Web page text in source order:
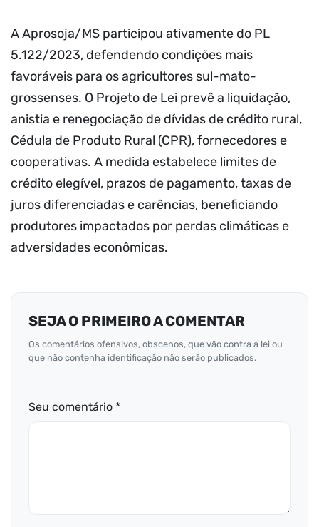
A Aprosoja/MS participou ativamente do PL
5.122/2023, defendendo condições mais
favoráveis para os agricultores sul-mato-
grossenses. O Projeto de Lei prevê a liquidação,
anistia e renegociação de dívidas de crédito rural,
Cédula de Produto Rural (CPR), fornecedores e
cooperativas. A medida estabelece limites de
crédito elegível, prazos de pagamento, taxas de
juros diferenciadas e carências, beneficiando
produtores impactados por perdas climáticas e
adversidades econômicas.
SEJA O PRIMEIRO A COMENTAR
Os comentários ofensivos, obscenos, que vão contra a lei ou
que não contenha identificação não serão publicados.
Seu comentário *